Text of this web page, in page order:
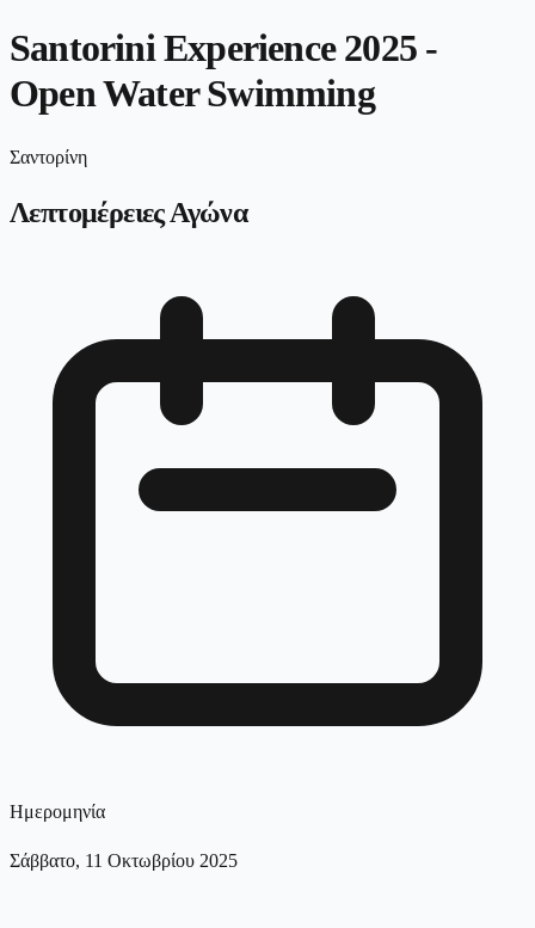
Santorini Experience 2025 -
Open Water Swimming
Σαντορίνη
Λεπτομέρειες Αγώνα
Ημερομηνία
Σάββατο, 11 Οκτωβρίου 2025